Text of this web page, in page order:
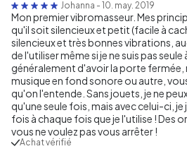
Johanna - 10. may. 2019
Mon premier vibromasseur. Mes
qu'il soit silencieux et petit (facile à
silencieux et très bonnes vibrations,
de l'utiliser même si je ne suis pas
généralement d'avoir la porte fermée,
musique en fond sonore ou autre,
qu'on l'entende. Sans jouets, je ne
qu'une seule fois, mais avec celui-ci,
fois à chaque fois que je l'utilise ! Des
vous ne voulez pas vous arrêter !
Achat vérifié